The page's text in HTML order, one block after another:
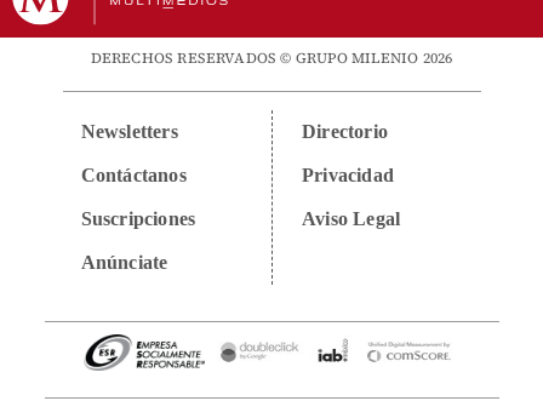
DERECHOS RESERVADOS © GRUPO MILENIO 2026
Newsletters
Contáctanos
Suscripciones
Anúnciate
Directorio
Privacidad
Aviso Legal